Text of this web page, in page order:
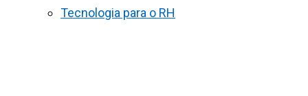
Tecnologia para o RH